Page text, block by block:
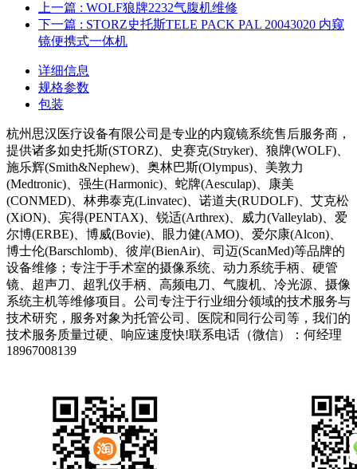
上一篇 : WOLF狼牌2232气腹机维修
下一篇 : STORZ史托斯TELE PACK PAL 20043020 内窥
镜便携式一体机
详细信息
规格参数
包装
杭州思汉医疗设备有限公司是专业的内窥镜系统售后服务商，
提供诸多如史托斯(STORZ)、史赛克(Stryker)、狼牌(WOLF)、
施乐辉(Smith&Nephew)、奥林巴斯(Olympus)、美敦力
(Medtronic)、强生(Harmonic)、蛇牌(Aesculap)、康美
(CONMED)、林弗泰克(Linvatec)、诺道夫(RUDOLF)、艾克松
(XiON)、宾得(PENTAX)、锐适(Arthrex)、威力(Valleylab)、爱
尔博(ERBE)、博威(Bovie)、眼力健(AMO)、爱尔康(Alcon)、
博士伦(Barschlomb)、彼岸(BienAir)、司迈(ScanMed)等品牌的
设备维修；专注于手术室的摄像系统、动力系统手柄、硬管
镜、超声刀、超乳仪手柄、高频电刀、气腹机、冷光源、摄像
系统主机等维修项目。公司专注于行业细分领域的技术服务与
技术研究，服务对象为托管公司、医院和同行公司等，我们的
技术服务质量过硬、响应速度快!联系电话（微信）：何经理
18967008139